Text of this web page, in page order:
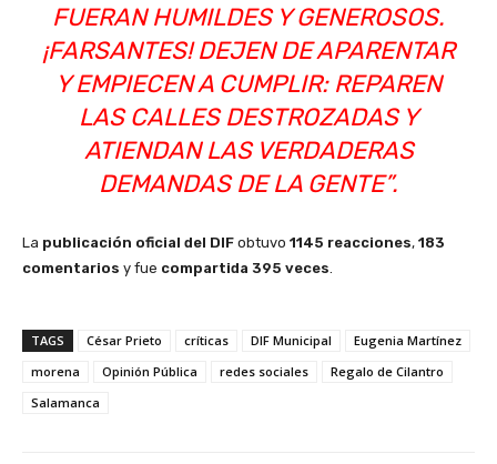
FUERAN HUMILDES Y GENEROSOS.
¡FARSANTES! DEJEN DE APARENTAR
Y EMPIECEN A CUMPLIR: REPAREN
LAS CALLES DESTROZADAS Y
ATIENDAN LAS VERDADERAS
DEMANDAS DE LA GENTE”.
La publicación oficial del DIF obtuvo 1145 reacciones, 183
comentarios y fue compartida 395 veces
TAGS César Prieto críticas DIF Municipal
Eugenia Martínez
morena
Opinión Pública redes sociales
Regalo de Cilantro
Salamanca